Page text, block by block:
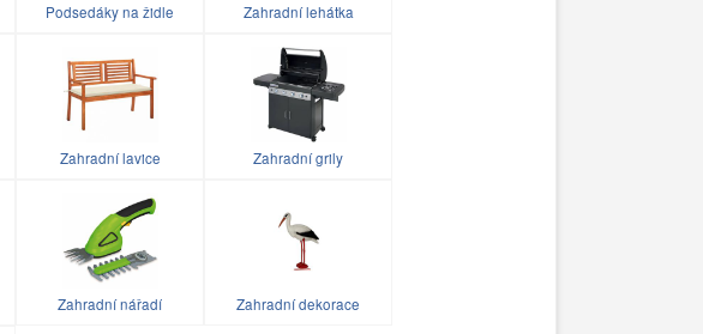
Podsedáky na židle Zahradní lehátka
Zahradní lavice Zahradní grily
Zahradní nářadí Zahradní dekorace